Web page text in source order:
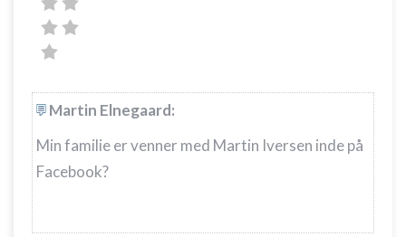
Martin Elnegaard:
Min familie er venner med Martin Iversen inde på
Facebook?
Identificere enheder baseret på aktivt
anmodede oplysninger
Nødvendig
Ydeevne
Funktionel
Annoncering / marketing